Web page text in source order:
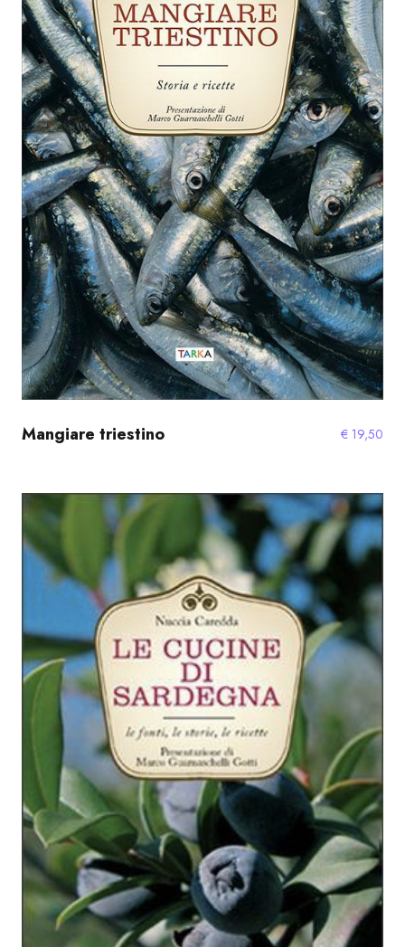
Mangiare triestino € 19,50